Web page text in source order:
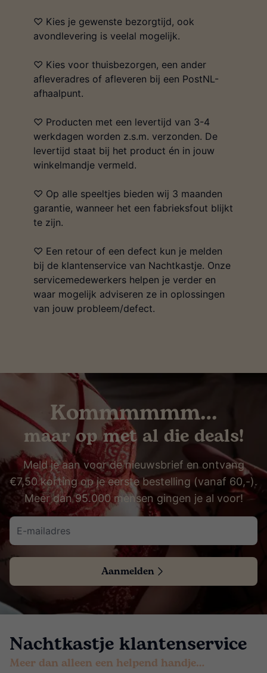
♡ Kies je gewenste bezorgtijd, ook
avondlevering is veelal mogelijk.
♡ Kies voor thuisbezorgen, een ander
afleveradres of afleveren bij een PostNL-
afhaalpunt.
♡ Producten met een levertijd van 3-4
werkdagen worden z.s.m. verzonden. De
levertijd staat bij het product én in jouw
winkelmandje vermeld.
♡ Op alle speeltjes bieden wij 3 maanden
garantie, wanneer het een fabrieksfout blijkt
te zijn.
♡ Een retour of een defect kun je melden
bij de klantenservice van Nachtkastje. Onze
servicemedewerkers helpen je verder en
waar mogelijk adviseren ze in oplossingen
van jouw probleem/defect.
Kommmmmm…
maar op met al die deals!
Meld je aan voor de nieuwsbrief en ontvang
€7,50 korting op je eerste bestelling (vanaf 60,-).
Meer dan 95.000 mensen gingen je al voor!
Aanmelden
Nachtkastje klantenservice
Meer dan alleen een helpend handje…